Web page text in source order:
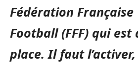
Fédération Française
Football (FFF) qui est
place. Il faut